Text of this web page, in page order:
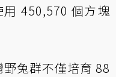
450,570 個方塊
兔群不僅培育 88